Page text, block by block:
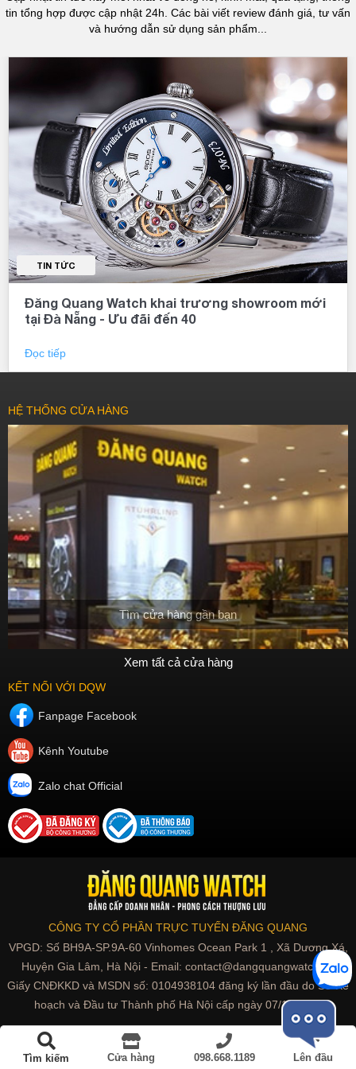
Đồng hồ đôi | Cặp thời trang
Tìm kiếm Cửa hàng 098.668.1189 Lên đầu
với nhiều đối tượng khách hàng, không quá đắt đỏ nhưng
vẫn
đảm bảo được tính năng và chất lượng cao.
đồng hồ nổi tiếng trên toàn thế giới, được đánh giá là đáng tin
cậy, chất lượng và đem lại sự hài lòng cho khách hàng.
Tóm lại
Olympia Star là một thương hiệu đồng hồ nổi tiếng đến từ Thụy Sĩ,
với những sản phẩm chất lượng cao, thiết kế đa dạng và giá cả phù
hợp với đa số người tiêu dùng. Đồng thời, thương hiệu còn cung cấp
dịch vụ bảo hành tốt nhất đảm bảosự tin tưởng và hài lòng của
khách hàng. Nếu bạn đang muốn sở hữu một chiếc đồng hồ chất
lượng với giá cả hợp lý, hãy tìm sản phẩm của Olympia Star tại các
đại lý đồng hồ hoặc trên các trang web bán hàng uy tín.
tin tổng hợp được cập nhật 24h. Các bài viết review đánh giá, tư vấn
và hướng dẫn sử dụng sản phẩm...
TIN TỨC
Đăng Quang Watch khai trương showroom mới
tại Đà Nẵng - Ưu đãi đến 40
Đọc tiếp
HỆ THỐNG CỬA HÀNG
Tìm cửa hàng gần bạn
Xem tất cả cửa hàng
KẾT NỐI VỚI DQW
Fanpage Facebook
Kênh Youtube
Zalo chat Official
CÔNG TY CỔ PHẦN TRỰC TUYẾN ĐĂNG QUANG
VPGD: Số BH9A-SP.9A-60 Vinhomes Ocean Park 1 , Xã Dương Xá,
Huyện Gia Lâm, Hà Nội - Email: contact@dangquangwatch.vn
Giấy CNĐKKD và MSDN số: 0104938104 đăng ký lần đầu do Sở Kế
hoạch và Đầu tư Thành phố Hà Nội cấp ngày 07/10/2010